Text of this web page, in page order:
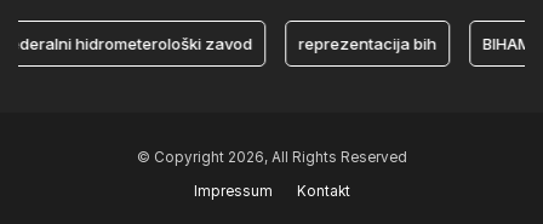
hidrometerološki zavod reprezentacija bih BIHAMK
© Copyright 2026, All Rights Reserved
Impressum
Kontakt